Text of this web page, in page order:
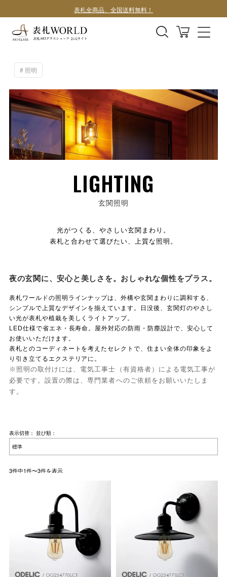
表札全商品、全国送料無料！
デザインサンプル1案100円
照明
LIGHTING
玄関照明
光がつくる、やさしい玄関まわり。
表札と合わせて選びたい、上質な照明。
夜の玄関に、安心と美しさを。おしゃれな個性をプラス。
表札ワールドの照明ラインナップは、外構や玄関まわりに調和する、
シンプルで上質なデザインを揃えています。日没後、玄関灯のやさし
い光が表札や植栽を美しくライトアップ。
LED仕様で省エネ・長寿命。屋外対応の防雨・防塵設計で、安心して
お使いいただけます。
表札とのコーディネートを考えたセレクトで、住まい全体の印象をよ
り引き立てるエクステリアに。
※照明の取付けには、 電気工事士（有資格者）による電気工事が
必要です。設置の際は、専門業者へのご依頼をお願いいたしま
す。
表示切替： 並び順：
3件中1件〜3件を表示